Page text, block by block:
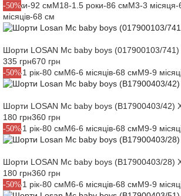
-50%
2 роки-92 смM18-1.5 роки-86 смM3-3
місяців-68 см
Шорти LOSAN Mc baby boys (017900103/741)
335 грн670 грн
-50%
M12-1 рік-80 смM6-6 місяців-68 смM9-9
Шорти LOSAN Mc baby boys (B17900403/42)
180 грн360 грн
-50%
M12-1 рік-80 смM6-6 місяців-68 смM9-9
Шорти LOSAN Mc baby boys (B17900403/28)
180 грн360 грн
-50%
M12-1 рік-80 смM6-6 місяців-68 смM9-9